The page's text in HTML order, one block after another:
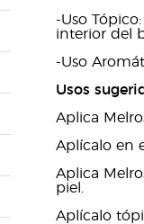
-Uso
interior del
-Uso
Usos
Aplica
Aplícalo en
Aplica
piel.
Aplícalo